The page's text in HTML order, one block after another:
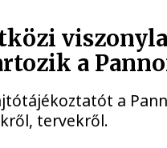
a
a
tervekről.